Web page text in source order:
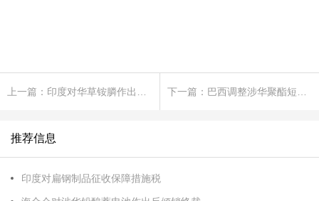
推荐信息
印度对扁钢制品征收保障措施税